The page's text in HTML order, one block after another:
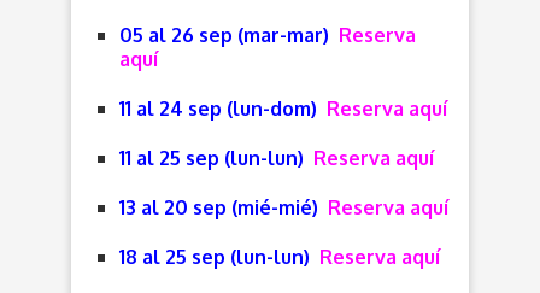
05 al 26 sep (mar-mar) Reserva
aquí
11 al 24 sep (lun-dom) Reserva aquí
11 al 25 sep (lun-lun) Reserva aquí
13 al 20 sep (mié-mié) Reserva aquí
18 al 25 sep (lun-lun) Reserva aquí